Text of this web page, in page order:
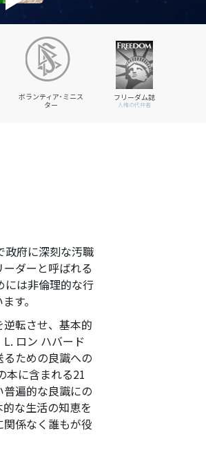
ボランティア･ミニス
ター
フリーダム誌
人権の代弁者
政府に深刻な汚職
ダーと呼ばれる
には非倫理的な行
す。
転させ、基本的
ロン ハバード
ための良識への
本に含まれる21
遍的な良識にの
な生活の知恵を
係なく誰もが役